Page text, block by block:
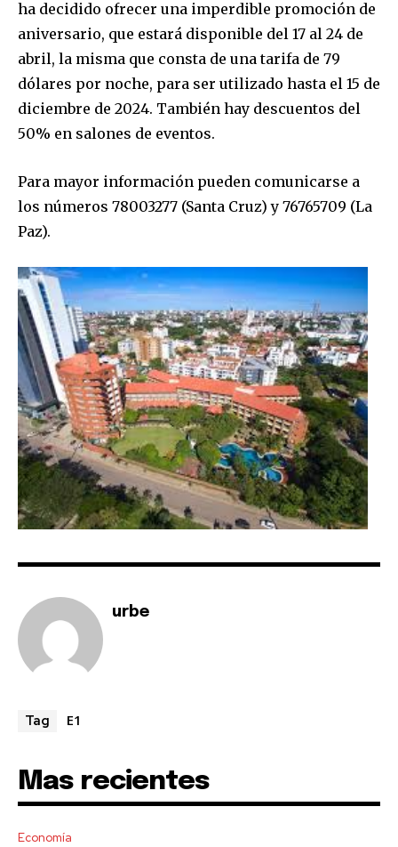
SUBSCRIBE
I've read and accept thePrivacy Policy.
ha decidido ofrecer una imperdible promoción de
aniversario, que estará disponible del 17 al 24 de
abril, la misma que consta de una tarifa de 79
dólares por noche, para ser utilizado hasta el 15 de
diciembre de 2024. También hay descuentos del
50% en salones de eventos.
Para mayor información pueden comunicarse a
los números 78003277 (Santa Cruz) y 76765709 (La
Paz).
urbe
Tag E1
Mas recientes
Economía